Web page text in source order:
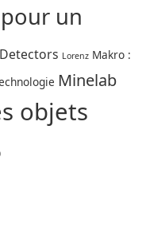
un
Lorenz Makro :
Minelab
objets